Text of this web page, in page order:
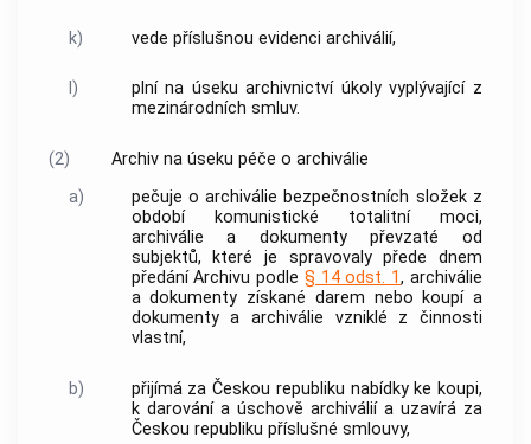
k) vede příslušnou evidenci archiválií,
l)
plní na úseku archivnictví úkoly vyplývající z
mezinárodních smluv.
(2)
Archiv na úseku péče o archiválie
a)
pečuje o archiválie bezpečnostních složekz
období komunistické totalitní moci,
archiválie a dokumenty převzaté od
subjektů, které je spravovaly přede dnem
předání Archivu podle § 14 odst. 1, archiválie
a dokumenty získané darem nebo koupí a
dokumenty a archiválie vzniklé z činnosti
vlastní,
b)
přijímá za Českou republiku nabídky ke koupi,
k darování a úschově archiválií a uzavírá za
Českou republiku příslušné smlouvy,